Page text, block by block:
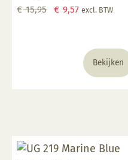
€15,95
Oorspronkelijke
€ 9,57Huidige
€ 9,57.
excl. BTW
Bekijken